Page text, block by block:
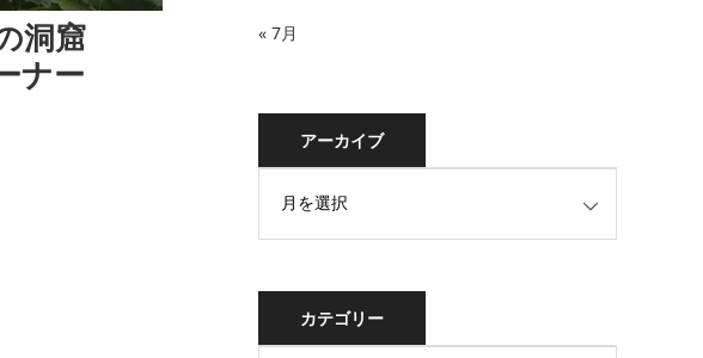
洞窟
ナー
« 7月
アーカイブ
カテゴリー